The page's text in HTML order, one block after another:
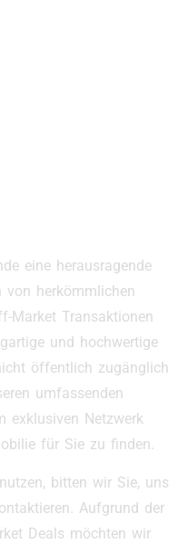
eine herausragende
von herkömmlichen
Market Transaktionen
und hochwertige
öffentlich zugänglich
umfassenden
exklusiven Netzwerk
für Sie zu finden.
bitten wir Sie, uns
Aufgrund der
Deals möchten wir